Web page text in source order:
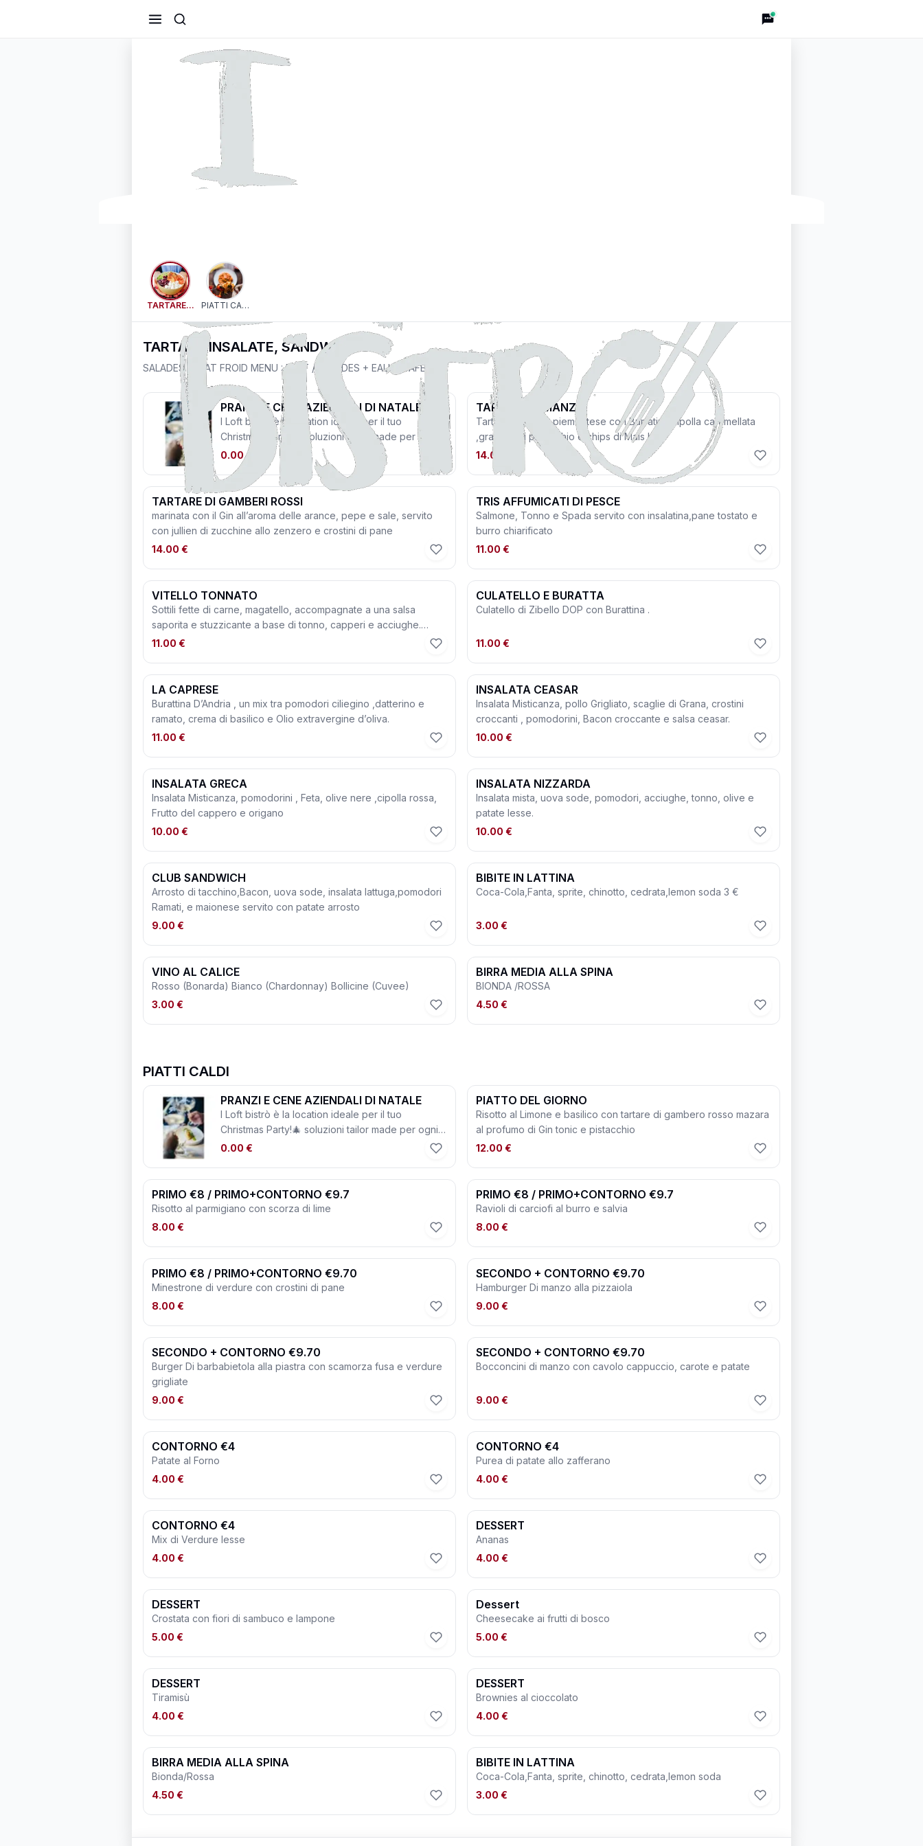
TARTARE,INSALATE, SANDWICH
PIATTI CALDI
TARTARE,INSALATE, SANDWICH
SALADES / PLAT FROID MENU : PLAT / SALADES + EAU + CAFÉ 11€
PRANZI E CENE AZIENDALI DI NATALE
I Loft bistrò è la location ideale per il tuo
Christmas Party!🎄 soluzioni tailor made per ogni
tua esigenza, menù personalizzati e una
particolare attenzione per allergie e intolleranza
alimentari. Regala al tuo team un momento di relax
e divertimento. 🎁 Per info e prenotazioni: ✉️
email:mbistro@my.com☎️tel: +39 02 270 808 36
0.00 €
TARTARE DI MANZO
Tartare di Filetto piemontese con Burratina,cipolla caramellata
,granella di pistacchio e chips di Mais blu.
14.00 €
TARTARE DI GAMBERI ROSSI
marinata con il Gin all’aroma delle arance, pepe e sale, servito
con jullien di zucchine allo zenzero e crostini di pane
14.00 €
TRIS AFFUMICATI DI PESCE
Salmone, Tonno e Spada servito con insalatina,pane tostato e
burro chiarificato
11.00 €
VITELLO TONNATO
Sottili fette di carne, magatello, accompagnate a una salsa
saporita e stuzzicante a base di tonno, capperi e acciughe.
Servito con patate arrosto.
11.00 €
CULATELLO E BURATTA
Culatello di Zibello DOP con Burattina .
11.00 €
LA CAPRESE
Burattina D’Andria , un mix tra pomodori ciliegino ,datterino e
ramato, crema di basilico e Olio extravergine d’oliva.
11.00 €
INSALATA CEASAR
Insalata Misticanza, pollo Grigliato, scaglie di Grana, crostini
croccanti , pomodorini, Bacon croccante e salsa ceasar.
10.00 €
INSALATA GRECA
Insalata Misticanza, pomodorini , Feta, olive nere ,cipolla rossa,
Frutto del cappero e origano
10.00 €
INSALATA NIZZARDA
Insalata mista, uova sode, pomodori, acciughe, tonno, olive e
patate lesse.
10.00 €
CLUB SANDWICH
Arrosto di tacchino,Bacon, uova sode, insalata lattuga,pomodori
Ramati, e maionese servito con patate arrosto
9.00 €
BIBITE IN LATTINA
Coca-Cola,Fanta, sprite, chinotto, cedrata,lemon soda 3 €
3.00 €
VINO AL CALICE
Rosso (Bonarda) Bianco (Chardonnay) Bollicine (Cuvee)
3.00 €
BIRRA MEDIA ALLA SPINA
BIONDA /ROSSA
4.50 €
PIATTI CALDI
PRANZI E CENE AZIENDALI DI NATALE
I Loft bistrò è la location ideale per il tuo
Christmas Party!🎄 soluzioni tailor made per ogni
tua esigenza, menù personalizzati e una
e divertimento. 🎁 Per info e prenotazioni: ✉️
email: mbistro@my.com☎️tel: +39 02 270 808 36
0.00 €
PIATTO DEL GIORNO
Risotto al Limone e basilico con tartare di gambero rosso mazara
al profumo di Gin tonic e pistacchio
12.00 €
PRIMO €8 / PRIMO+CONTORNO €9.7
Risotto al parmigiano con scorza di lime
8.00 €
PRIMO €8 / PRIMO+CONTORNO €9.7
Ravioli di carciofi al burro e salvia
8.00 €
PRIMO €8 / PRIMO+CONTORNO €9.70
Minestrone di verdure con crostini di pane
8.00 €
SECONDO + CONTORNO €9.70
Hamburger Di manzo alla pizzaiola
9.00 €
SECONDO + CONTORNO €9.70
Burger Di barbabietola alla piastra con scamorza fusa e verdure
grigliate
9.00 €
SECONDO + CONTORNO €9.70
Bocconcini di manzo con cavolo cappuccio, carote e patate
9.00 €
CONTORNO €4
Patate al Forno
4.00 €
CONTORNO €4
Purea di patate allo zafferano
4.00 €
CONTORNO €4
Mix di Verdure lesse
4.00 €
DESSERT
Ananas
4.00 €
DESSERT
Crostata con fiori di sambuco e lampone
5.00 €
Dessert
Cheesecake ai frutti di bosco
5.00 €
DESSERT
Tiramisù
4.00 €
DESSERT
Brownies al cioccolato
4.00 €
BIRRA MEDIA ALLA SPINA
Bionda/Rossa
4.50 €
BIBITE IN LATTINA
Coca-Cola,Fanta, sprite, chinotto, cedrata,lemon soda
3.00 €